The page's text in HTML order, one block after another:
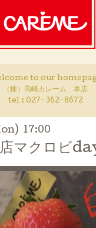
to our
（株）高崎カレーム 本店
tel : 027-362-8672
17:00
マクロビ